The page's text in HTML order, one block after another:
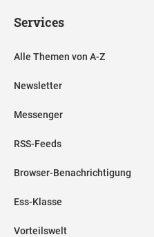
Services
Alle Themen von A-Z
Newsletter
Messenger
RSS-Feeds
Browser-Benachrichtigung
Ess-Klasse
Vorteilswelt